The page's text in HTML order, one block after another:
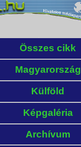
Összes cikk
Magyarország
Külföld
Képgaléria
Archívum